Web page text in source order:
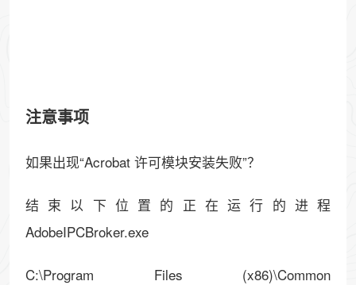
注意事项
如果出现“Acrobat 许可模块安装失败”？
结束以下位置的正在运行的进程
AdobeIPCBroker.exe
C:\Program Files (x86)\Common